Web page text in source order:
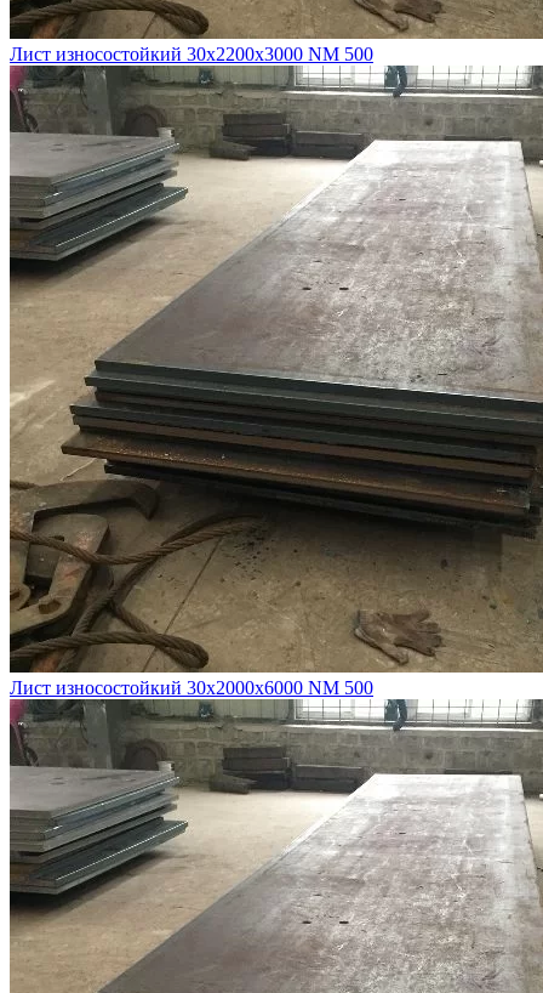
Лист износостойкий 30х2200х3000 NM 500
Лист износостойкий 30х2000х6000 NM 500